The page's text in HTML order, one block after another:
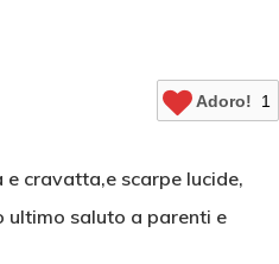
Adoro! 1
cravatta,e scarpe lucide,
ultimo saluto a parenti e